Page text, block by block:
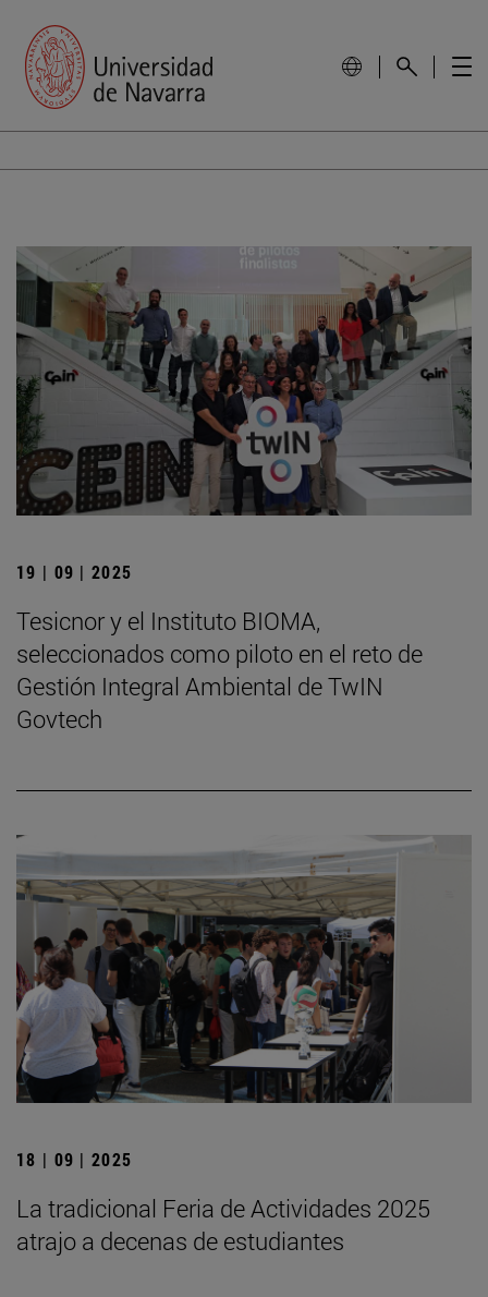
19 | 09 | 2025
Tesicnor y el Instituto BIOMA,
seleccionados como piloto en el reto de
Gestión Integral Ambiental de TwIN
Govtech
18 | 09 | 2025
La tradicional Feria de Actividades 2025
atrajo a decenas de estudiantes